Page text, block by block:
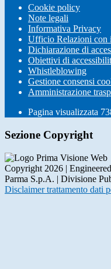
Cookie policy
Note legali
Informativa Privacy
Ufficio Relazioni con
Dichiarazione di
Obiettivi di
Whistleblowing
Gestione consensi
Amministrazione
Pagina visualizzata
Sezione Copyright
Copyright 2026 |
Parma S.p.A. | Divisione
Disclaimer trattamento dati